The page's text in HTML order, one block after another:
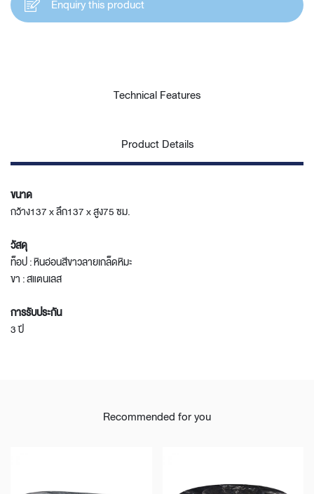
Enquiry this product
Technical Features
Product Details
ขนาด
กว้าง137 x ลึก137 x สูง75 ซม.
วัสดุ
ท็อป : หินอ่อนสีขาวลายเกล็ดหิมะ
ขา : สแตนเลส
การรับประกัน
3 ปี
Recommended for you